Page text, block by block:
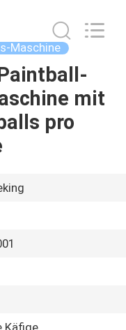
Maschine
mit
pro